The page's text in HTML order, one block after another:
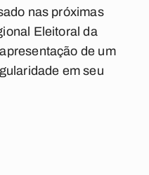
nas próximas
Eleitoral da
de um
em seu